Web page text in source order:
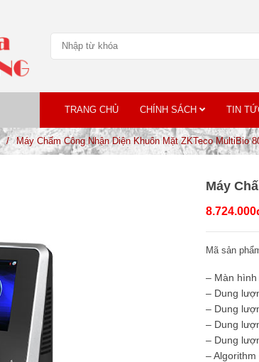
TRANG CHỦ CHÍNH SÁCH TIN
/ Máy Chấm Công Nhận Diện Khuôn Mặt ZKTeco MultiBio
Máy
Mã sản
– Màn
– Dung
– Dung
– Dung
– Dung
–